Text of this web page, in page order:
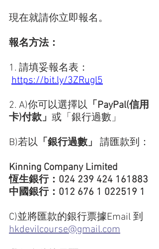
現在就請你立即報名。
報名方法：
1. 請填妥報名表：
https://bit.ly/3ZRugl5
2. A)你可以選擇以 「PayPal(信用
卡)付款」 或「銀行過數」
B)若以 「銀行過數」 請匯款到：
Kinning Company Limited
恆生銀行：024 239 424 161883
中國銀行：012 676 1 022519 1
C)並將匯款的銀行票據Email 到
hkdevilcourse@gmail.com